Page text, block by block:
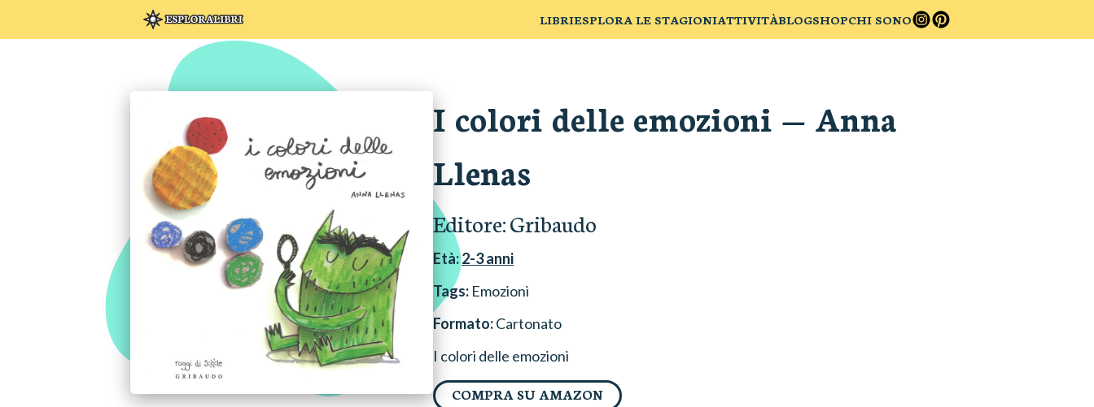
LIBRIESPLORA LE STAGIONIATTIVITÀBLOGSHOPCHI SONO
I colori delle emozioni — Anna
Llenas
Editore:Gribaudo
Età:2-3anni
Tags: Emozioni
Formato:Cartonato
I colori delle emozioni
COMPRA SU AMAZON